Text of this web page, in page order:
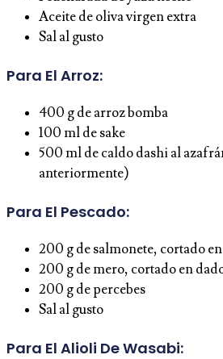
Aceite de oliva virgen extra
Sal al gusto
Para El Arroz:
400 g de arroz bomba
100 ml de sake
500 ml de caldo dashi al
anteriormente)
Para El Pescado:
200 g de salmonete, cortado
200 g de mero, cortado en
200 g de percebes
Sal al gusto
Para El Alioli De Wasabi: